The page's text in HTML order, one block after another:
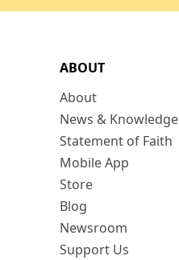
ABOUT
About
News & Knowledge
Statement of Faith
Mobile App
Store
Blog
Newsroom
Support Us